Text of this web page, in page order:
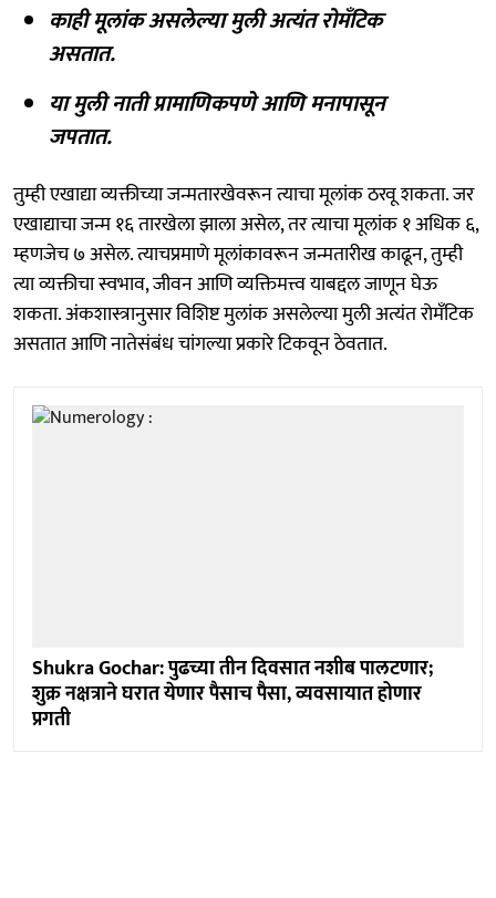
काही मूलांक असलेल्या मुली अत्यंत रोमॅंटिक
असतात.
या मुली नाती प्रामाणिकपणे आणि मनापासून
जपतात.
तुम्ही एखाद्या व्यक्तीच्या जन्मतारखेवरून त्याचा मूलांक ठरवू शकता. जर
एखाद्याचा जन्म १६ तारखेला झाला असेल, तर त्याचा मूलांक १ अधिक ६,
म्हणजेच ७ असेल. त्याचप्रमाणे मूलांकावरून जन्मतारीख काढून, तुम्ही
त्या व्यक्तीचा स्वभाव, जीवन आणि व्यक्तिमत्त्व याबद्दल जाणून घेऊ
शकता. अंकशास्त्रानुसार विशिष्ट मुलांक असलेल्या मुली अत्यंत रोमॅंटिक
असतात आणि नातेसंबंध चांगल्या प्रकारे टिकवून ठेवतात.
Shukra Gochar: पुढच्या तीन दिवसात नशीब पालटणार;
शुक्र नक्षत्राने घरात येणार पैसाच पैसा, व्यवसायात होणार
प्रगती